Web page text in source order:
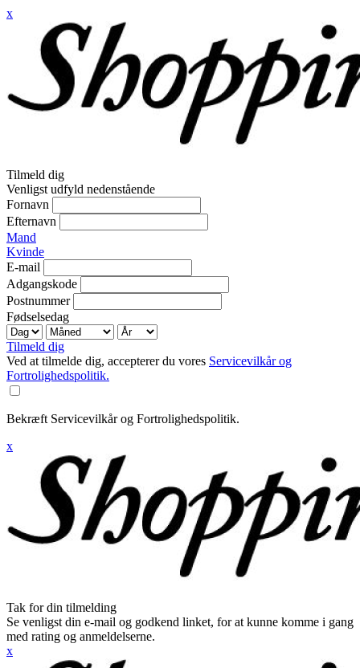
x
Tilmeld dig
Venligst udfyld nedenstående
Fornavn
Efternavn
Mand
Kvinde
E-mail
Adgangskode
Postnummer
Fødselsedag
Tilmeld dig
Ved at tilmelde dig, accepterer du vores Servicevilkår og
Fortrolighedspolitik.
Bekræft Servicevilkår og Fortrolighedspolitik.
x
Tak for din tilmelding
Se venligst din e-mail og godkend linket, for at kunne komme i gang
med rating og anmeldelserne.
x